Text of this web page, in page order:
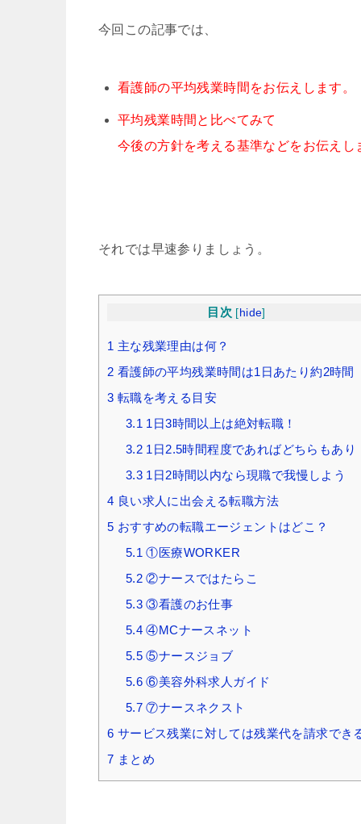
今回この記事では、
看護師の平均残業時間をお伝えします。
平均残業時間と比べてみて
今後の方針を考える基準などをお伝えし
それでは早速参りましょう。
目次 [ hide]
1 主な残業理由は何？
2 看護師の平均残業時間は1日あたり約2時間
3 転職を考える目安
3.1 1日3時間以上は絶対転職！
3.2 1日2.5時間程度であればどちらもあり
3.3 1日2時間以内なら現職で我慢しよう
4 良い求人に出会える転職方法
5 おすすめの転職エージェントはどこ？
5.1 ①医療WORKER
5.2 ②ナースではたらこ
5.3 ③看護のお仕事
5.4 ④MCナースネット
5.5 ⑤ナースジョブ
5.6 ⑥美容外科求人ガイド
5.7 ⑦ナースネクスト
6 サービス残業に対しては残業代を請求でき
7 まとめ